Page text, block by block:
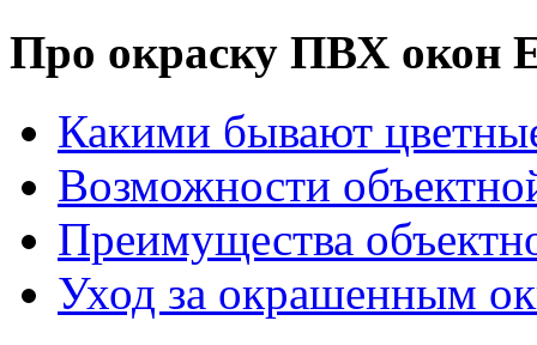
Про окраску ПВХ окон
Какими бывают
Возможности
Преимущества
Уход за окрашенным